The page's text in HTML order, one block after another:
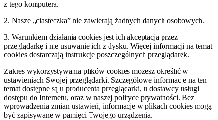
z tego komputera.
2. Nasze „ciasteczka” nie zawierają żadnych danych osobowych.
3. Warunkiem działania cookies jest ich akceptacja przez
przeglądarkę i nie usuwanie ich z dysku. Więcej informacji na temat
cookies dostarczają instrukcje poszczególnych przeglądarek.
Zakres wykorzystywania plików cookies możesz określić w
ustawieniach Swojej przeglądarki. Szczegółowe informacje na ten
temat dostępne są u producenta przeglądarki, u dostawcy usługi
dostępu do Internetu, oraz w naszej polityce prywatności. Bez
wprowadzenia zmian ustawień, informacje w plikach cookies mogą
być zapisywane w pamięci Twojego urządzenia.